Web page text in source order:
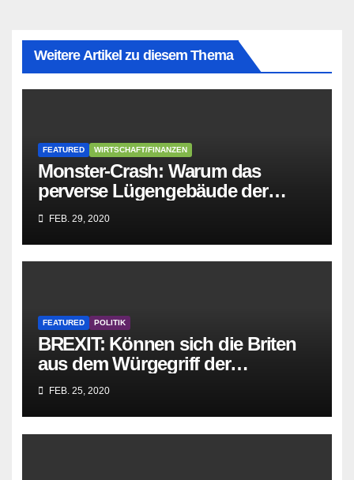
Weitere Artikel zu diesem Thema
FEATURED WIRTSCHAFT/FINANZEN
Monster-Crash: Warum das
perverse Lügengebäude der
Sozialisten in sich
zusammenbricht!
FEB. 29, 2020
FEATURED POLITIK
BREXIT: Können sich die Briten
aus dem Würgegriff der
parasitären EU-Mafia befreien?
FEB. 25, 2020